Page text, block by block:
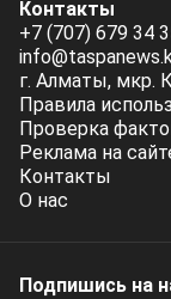
Контакты
+7 (707) 679 34
г. Алматы, мкр.
Правила
Проверка
Реклама на
Контакты
О нас
Подпишись на